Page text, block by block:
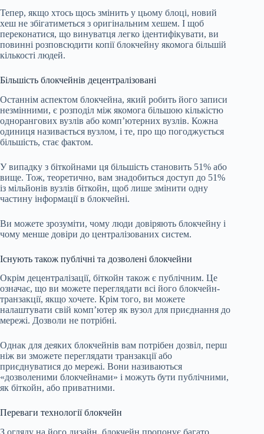
Тепер, якщо хтось щось змінить у цьому блоці, новий
хеш не збігатиметься з оригінальним хешем. І щоб
переконатися, що винуватця легко ідентифікувати, ви
повинні розповсюдити копії блокчейну якомога більшій
кількості людей.
Більшість блокчейнів децентралізовані
Останнім аспектом блокчейна, який робить його записи
незмінними, є розподіл між якомога більшою кількістю
однорангових вузлів або комп’ютерних вузлів. Кожна
одиниця називається вузлом, і те, про що погоджується
більшість, стає фактом.
У випадку з біткойнами ця більшість становить 51% або
вище. Тож, теоретично, вам знадобиться доступ до 51%
із мільйонів вузлів біткойн, щоб лише змінити одну
частину інформації в блокчейні.
Ви можете зрозуміти, чому люди довіряють блокчейну і
чому менше довіри до централізованих систем.
Існують також публічні та дозволені блокчейни
Окрім децентралізації, біткойн також є публічним. Це
означає, що ви можете переглядати всі його блокчейн-
транзакції, якщо хочете. Крім того, ви можете
налаштувати свій комп’ютер як вузол для приєднання до
мережі. Дозволи не потрібні.
Однак для деяких блокчейнів вам потрібен дозвіл, перш
ніж ви зможете переглядати транзакції або
приєднуватися до мережі. Вони називаються
«дозволеними блокчейнами» і можуть бути публічними,
як біткойн, або приватними.
Переваги технології блокчейн